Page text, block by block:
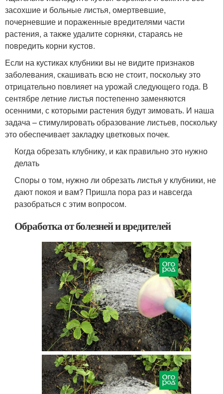
засохшие и больные листья, омертвевшие,
почерневшие и пораженные вредителями части
растения, а также удалите сорняки, стараясь не
повредить корни кустов.
Если на кустиках клубники вы не видите признаков
заболевания, скашивать всю не стоит, поскольку это
отрицательно повлияет на урожай следующего года. В
сентябре летние листья постепенно заменяются
осенними, с которыми растения будут зимовать. И наша
задача – стимулировать образование листьев, поскольку
это обеспечивает закладку цветковых почек.
Когда обрезать клубнику, и как правильно это нужно
делать
Споры о том, нужно ли обрезать листья у клубники, не
дают покоя и вам? Пришла пора раз и навсегда
разобраться с этим вопросом.
Обработка от болезней и вредителей